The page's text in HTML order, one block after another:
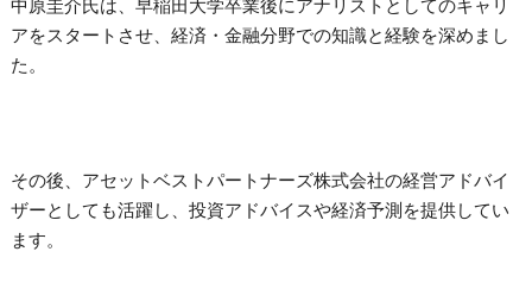
中原圭介氏は、早稲田大学卒業後にアナリストとしてのキャリ
アをスタートさせ、経済・金融分野での知識と経験を深めまし
た。
その後、アセットベストパートナーズ株式会社の経営アドバイ
ザーとしても活躍し、投資アドバイスや経済予測を提供してい
ます。